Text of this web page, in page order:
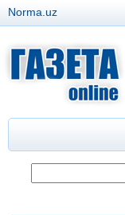
Norma.uz